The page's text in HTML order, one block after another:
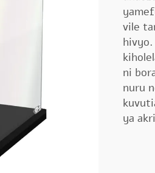
vile
hivyo.
ni
nuru
ya